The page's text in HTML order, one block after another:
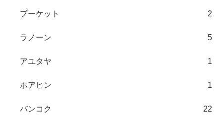
プーケット 2
ラノーン 5
アユタヤ 1
ホアヒン 1
バンコク 22